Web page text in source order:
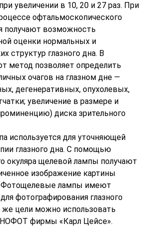
увеличении в 10, 20 и 27 раз. При
офтальмоскопического
получают возможность
оценки нормальных и
структур глазного дна. В
метод позволяет определить
очагов на глазном дне —
дегенеративных, опухолевых,
увеличение в размере и
диска зрительного
используется для уточняющей
глазного дна. С помощью
окуляра щелевой лампы получают
изображение картины
Фотощелевые лампы имеют
фотографирования глазного
же цели можно использовать
фирмы «Карл Цейсе».